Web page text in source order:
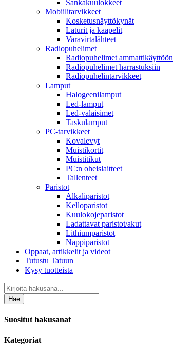
Sankakuulokkeet
Mobiilitarvikkeet
Kosketusnäyttökynät
Laturit ja kaapelit
Varavirtalähteet
Radiopuhelimet
Radiopuhelimet ammattikäyttöön
Radiopuhelimet harrastuksiin
Radiopuhelintarvikkeet
Lamput
Halogeenilamput
Led-lamput
Led-valaisimet
Taskulamput
PC-tarvikkeet
Kovalevyt
Muistikortit
Muistitikut
PC:n oheislaitteet
Tallenteet
Paristot
Alkaliparistot
Kelloparistot
Kuulokojeparistot
Ladattavat paristot/akut
Lithiumparistot
Nappiparistot
Oppaat, artikkelit ja videot
Tutustu Tatuun
Kysy tuotteista
Hae
Suositut hakusanat
Kategoriat